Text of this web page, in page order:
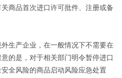
商品首次进口许可批件、注册或备
生产企业，在一般情况下不需要在
的是，对于相关部门明令暂停进口
全风险的商品启动风险应急处置